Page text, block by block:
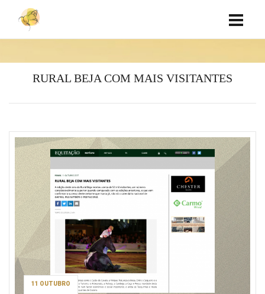
RURAL BEJA COM MAIS VISITANTES
11 OUTUBRO